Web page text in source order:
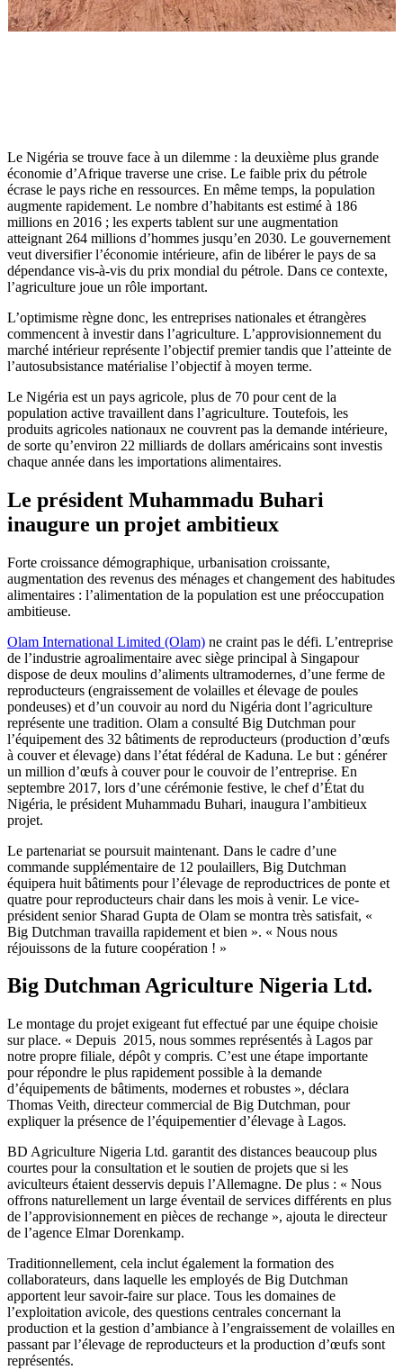
Le Nigéria se trouve face à un dilemme : la deuxième plus grande
économie d’Afrique traverse une crise. Le faible prix du pétrole
écrase le pays riche en ressources. En même temps, la population
augmente rapidement. Le nombre d’habitants est estimé à 186
millions en 2016 ; les experts tablent sur une augmentation
atteignant 264 millions d’hommes jusqu’en 2030. Le gouvernement
veut diversifier l’économie intérieure, afin de libérer le pays de sa
dépendance vis-à-vis du prix mondial du pétrole. Dans ce contexte,
l’agriculture joue un rôle important.
L’optimisme règne donc, les entreprises nationales et étrangères
commencent à investir dans l’agriculture. L’approvisionnement du
marché intérieur représente l’objectif premier tandis que l’atteinte de
l’autosubsistance matérialise l’objectif à moyen terme.
Le Nigéria est un pays agricole, plus de 70 pour cent de la
population active travaillent dans l’agriculture. Toutefois, les
produits agricoles nationaux ne couvrent pas la demande intérieure,
de sorte qu’environ 22 milliards de dollars américains sont investis
chaque année dans les importations alimentaires.
Le président Muhammadu Buhari
inaugure un projet ambitieux
Forte croissance démographique, urbanisation croissante,
augmentation des revenus des ménages et changement des habitudes
alimentaires : l’alimentation de la population est une préoccupation
ambitieuse.
Olam International Limited (Olam) ne craint pas le défi. L’entreprise
de l’industrie agroalimentaire avec siège principal à Singapour
dispose de deux moulins d’aliments ultramodernes, d’une ferme de
reproducteurs (engraissement de volailles et élevage de poules
pondeuses) et d’un couvoir au nord du Nigéria dont l’agriculture
représente une tradition. Olam a consulté Big Dutchman pour
l’équipement des 32 bâtiments de reproducteurs (production d’œufs
à couver et élevage) dans l’état fédéral de Kaduna. Le but : générer
un million d’œufs à couver pour le couvoir de l’entreprise. En
septembre 2017, lors d’une cérémonie festive, le chef d’État du
Nigéria, le président Muhammadu Buhari, inaugura l’ambitieux
projet.
Le partenariat se poursuit maintenant. Dans le cadre d’une
commande supplémentaire de 12 poulaillers, Big Dutchman
équipera huit bâtiments pour l’élevage de reproductrices de ponte et
quatre pour reproducteurs chair dans les mois à venir. Le vice-
président senior Sharad Gupta de Olam se montra très satisfait, «
Big Dutchman travailla rapidement et bien ». « Nous nous
réjouissons de la future coopération ! »
Big Dutchman Agriculture Nigeria Ltd.
Le montage du projet exigeant fut effectué par une équipe choisie
sur place. « Depuis 2015, nous sommes représentés à Lagos par
notre propre filiale, dépôt y compris. C’est une étape importante
pour répondre le plus rapidement possible à la demande
d’équipements de bâtiments, modernes et robustes », déclara
Thomas Veith, directeur commercial de Big Dutchman, pour
expliquer la présence de l’équipementier d’élevage à Lagos.
BD Agriculture Nigeria Ltd. garantit des distances beaucoup plus
courtes pour la consultation et le soutien de projets que si les
aviculteurs étaient desservis depuis l’Allemagne. De plus : « Nous
offrons naturellement un large éventail de services différents en plus
de l’approvisionnement en pièces de rechange », ajouta le directeur
de l’agence Elmar Dorenkamp.
Traditionnellement, cela inclut également la formation des
collaborateurs, dans laquelle les employés de Big Dutchman
apportent leur savoir-faire sur place. Tous les domaines de
l’exploitation avicole, des questions centrales concernant la
production et la gestion d’ambiance à l’engraissement de volailles en
passant par l’élevage de reproducteurs et la production d’œufs sont
représentés.